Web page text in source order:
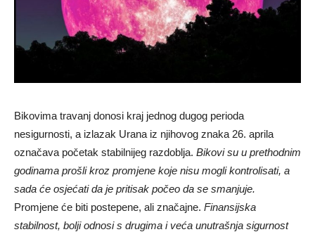
Bikovima travanj donosi kraj jednog dugog perioda
nesigurnosti, a izlazak Urana iz njihovog znaka 26. aprila
označava početak stabilnijeg razdoblja. Bikovi su u prethodnim
godinama prošli kroz promjene koje nisu mogli kontrolisati, a
sada će osjećati da je pritisak počeo da se smanjuje.
Promjene će biti postepene, ali značajne. Finansijska
stabilnost, bolji odnosi s drugima i veća unutrašnja sigurnost